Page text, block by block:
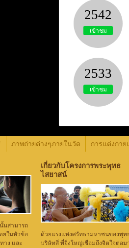
2542
เข้าชม
2533
เข้าชม
ภาพถ่ายต่างๆภายในวัด การแต่งกาย
นสามารถ
ยในหัวข้อ
าง และ
เกี่ยวกับโครงการพระพุทธ
ไสยาสน์
ด้วยแรงแห่งศรัทธามหาชนของพุท
บริษัทสี่ ที่ยิ่งใหญ่เชื่อมถึงจิตใจต่อม